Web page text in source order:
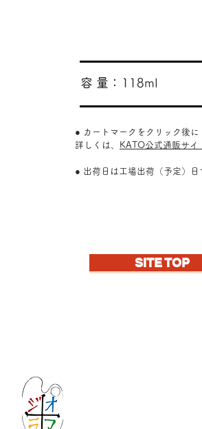
118ml
​容 量：
● カートマークをクリック後
詳しくは、
KATO公式通販サイ
● 出荷日は工場出荷（予定）
SITE TOP